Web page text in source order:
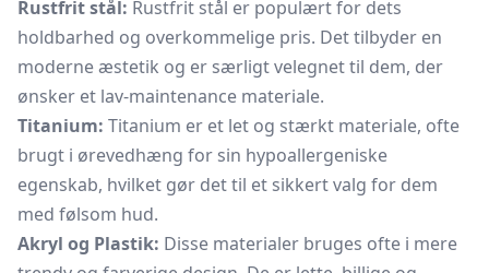
Rustfrit stål: Rustfrit stål er populært for dets
holdbarhed og overkommelige pris. Det tilbyder en
moderne æstetik og er særligt velegnet til dem, der
ønsker et lav-maintenance materiale.
Titanium: Titanium er et let og stærkt materiale, ofte
brugt i ørevedhæng for sin hypoallergeniske
egenskab, hvilket gør det til et sikkert valg for dem
med følsom hud.
Akryl og Plastik: Disse materialer bruges ofte i mere